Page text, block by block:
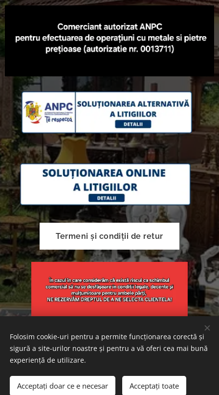
Adăugați în coș
Termeni și condiții de retur
Creat cuWebnode Cookie-uri
Folosim cookie-uri pentru a permite funcționarea corectă și
sigură a site-urilor noastre și pentru a vă oferi cea mai bună
experiență de utilizare.
Acceptați doar ce e necesar Acceptați toate